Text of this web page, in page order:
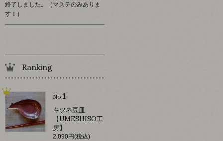
終了しました。（マステのみありま
す！）
Ranking
No.1
キツネ豆皿
【UMESHISO工
房】
2,090円(税込)